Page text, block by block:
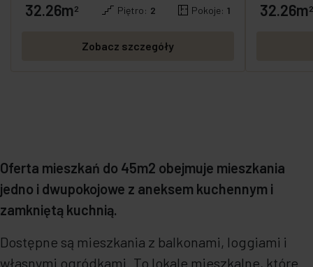
32.26m2 Piętro: 2 Pokoje: 1
Zobacz szczegóły
32.26m2
Oferta mieszkań do 45m2 obejmuje mieszkania
jedno i dwupokojowe z aneksem kuchennym i
zamkniętą kuchnią.
Dostępne są mieszkania z balkonami, loggiami i
własnymi ogródkami. To lokale mieszkalne, które